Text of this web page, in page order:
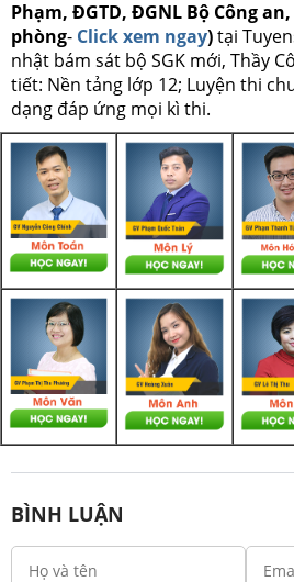
Phạm, ĐGTD, ĐGNL Bộ Công
phòng- Click xem ngay)tại
nhật bám sát bộ SGK mới, Thầy
tiết: Nền tảng lớp 12; Luyện thi
dạng đáp ứng mọi kì thi.
BÌNH LUẬN